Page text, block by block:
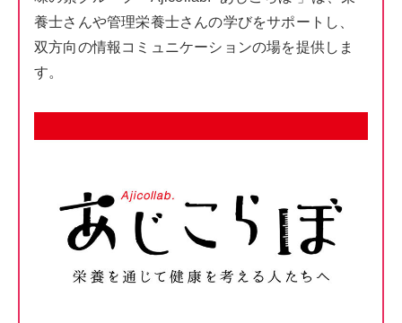
養士さんや管理栄養士さんの学びをサポートし、
双方向の情報コミュニケーションの場を提供しま
す。